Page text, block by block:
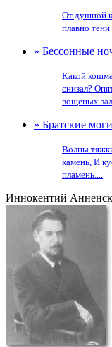
От душной
плавно
» Бессонные
Какой
снизал?
вощеных
» Братские
Волны
камень, И
пламень....
Иннокентий